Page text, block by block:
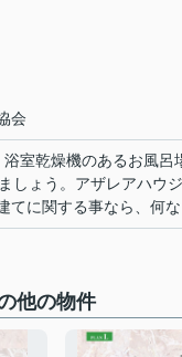
会
室乾燥機のあるお風
しょう。アザレアハウ
に関する事なら、何な
他の物件